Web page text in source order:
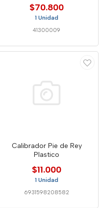
$70.800
1 Unidad
41300009
Calibrador Pie de Rey
Plastico
$11.000
1 Unidad
6931598208582